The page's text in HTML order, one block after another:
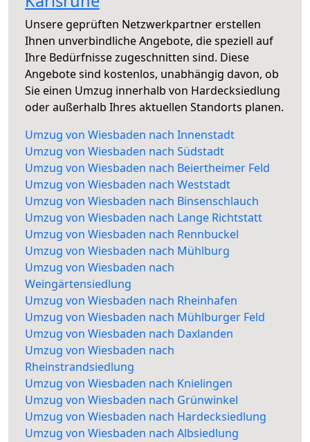
Unsere geprüften Netzwerkpartner erstellen
Ihnen unverbindliche Angebote, die speziell auf
Ihre Bedürfnisse zugeschnitten sind. Diese
Angebote sind kostenlos, unabhängig davon, ob
Sie einen Umzug innerhalb von Hardecksiedlung
oder außerhalb Ihres aktuellen Standorts planen.
Umzug von Wiesbaden nach Innenstadt
Umzug von Wiesbaden nach Südstadt
Umzug von Wiesbaden nach Beiertheimer Feld
Umzug von Wiesbaden nach Weststadt
Umzug von Wiesbaden nach Binsenschlauch
Umzug von Wiesbaden nach Lange Richtstatt
Umzug von Wiesbaden nach Rennbuckel
Umzug von Wiesbaden nach Mühlburg
Umzug von Wiesbaden nach
Weingärtensiedlung
Umzug von Wiesbaden nach Rheinhafen
Umzug von Wiesbaden nach Mühlburger Feld
Umzug von Wiesbaden nach Daxlanden
Umzug von Wiesbaden nach
Rheinstrandsiedlung
Umzug von Wiesbaden nach Knielingen
Umzug von Wiesbaden nach Grünwinkel
Umzug von Wiesbaden nach Hardecksiedlung
Umzug von Wiesbaden nach Albsiedlung